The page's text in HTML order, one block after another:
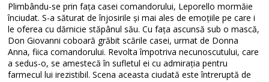
Plimbându-se prin fața casei comandorului, Leporello mormăie
înciudat. S-a săturat de înjosirile și mai ales de emoțiile pe care i
le oferea cu dărnicie stăpânul său. Cu fața ascunsă sub o mască,
Don Giovanni coboară grăbit scările casei, urmat de Donna
Anna, fiica comandorului. Revolta împotriva necunoscutului, care
a sedus-o, se amestecă în sufletul ei cu admirația pentru
farmecul lui irezistibil. Scena aceasta ciudată este întreruptă de